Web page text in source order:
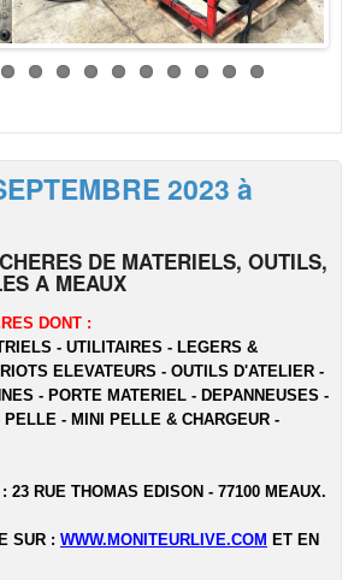
2023 à
DE MATERIELS, OUTILS,
A MEAUX
DONT :
- UTILITAIRES - LEGERS &
ELEVATEURS - OUTILS D'ATELIER -
- PORTE MATERIEL - DEPANNEUSES -
PELLE - MINI PELLE & CHARGEUR -
23 RUE THOMAS EDISON - 77100 MEAUX.
SUR : WWW.MONITEURLIVE.COM ET EN